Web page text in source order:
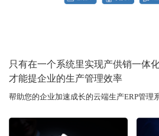
只有在一个系统里实现产供销一体
才能提企业的生产管理效率
帮助您的企业加速成长的云端生产ERP管理